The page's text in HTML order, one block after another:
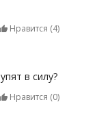
Нравится (4)
в силу?
Нравится (0)